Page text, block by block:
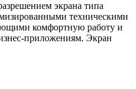
экрана типа
техническими
комфортную работу и
приложениям. Экран